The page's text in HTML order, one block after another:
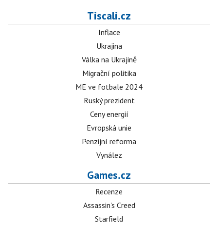
Tiscali.cz
Inflace
Ukrajina
Válka na Ukrajině
Migrační politika
ME ve fotbale 2024
Ruský prezident
Ceny energií
Evropská unie
Penzijní reforma
Vynález
Games.cz
Recenze
Assassin's Creed
Starfield